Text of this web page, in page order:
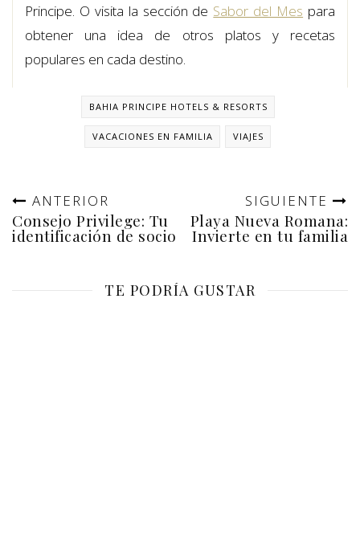
Principe. O visita la sección de Sabor del Mes para
obtener una idea de otros platos y recetas
populares en cada destino.
BAHIA PRINCIPE HOTELS & RESORTS
VACACIONES EN FAMILIA VIAJES
ANTERIOR
Consejo Privilege: Tu
identificación de socio
SIGUIENTE
Playa Nueva Romana:
Invierte en tu familia
TE PODRÍA GUSTAR